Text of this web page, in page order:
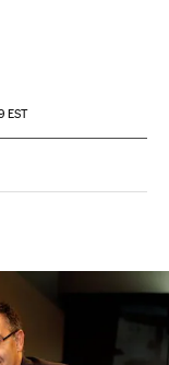
EST